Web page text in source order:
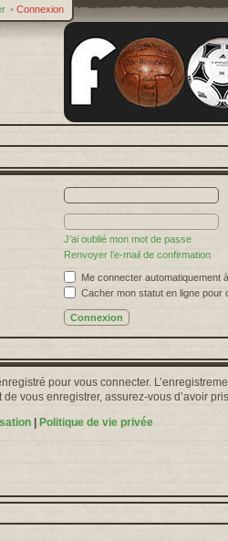
• Connexion
J’ai oublié mon mot de passe
Renvoyer l’e-mail de confirmation
Me connecter automatiquement
Cacher mon statut en ligne pour
pour vous connecter.
de vous enregistrer, assurez-vous d’avoir
Politique de vie privée